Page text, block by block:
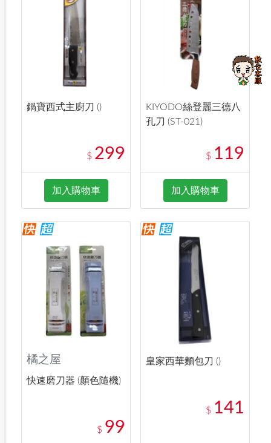
鍋寶西式主廚刀 ()
$ 299
加入購物車
KIYODO絲登麗三德八
孔刀 (ST-021)
$ 119
加入購物車
橘之屋
快速磨刀器 (顏色隨機)
$ 99
皇家西華麵包刀 ()
$ 141